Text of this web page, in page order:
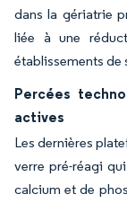
dans la gériatrie
liée à une
établissements de
Percées
actives
Les dernières
verre pré-réagi
calcium et de